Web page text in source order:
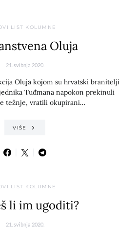
LIST KOLUMNE
Oluja
21. svibnja 2020.
Oluja kojom su hrvatski branitelji
Tuđmana napokon prekinuli
težnje, vratili okupirani…
VIŠE
LIST KOLUMNE
li im ugoditi?
21. svibnja 2020.